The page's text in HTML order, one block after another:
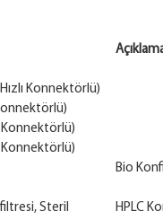
Konnektörlü)
Konnektörlü)
Konnektörlü)
Bio
Steril
HPLC